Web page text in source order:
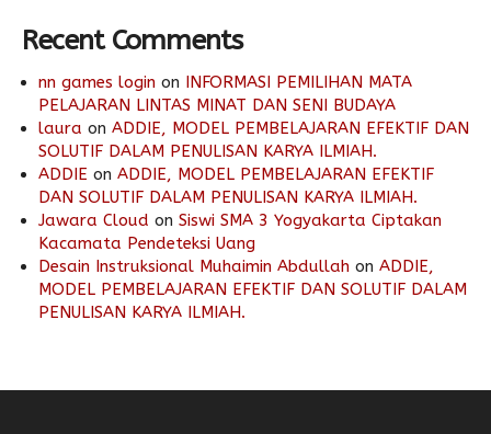
Recent Comments
nn games login on INFORMASI PEMILIHAN MATA
PELAJARAN LINTAS MINAT DAN SENI BUDAYA
laura on ADDIE, MODEL PEMBELAJARAN EFEKTIF DAN
SOLUTIF DALAM PENULISAN KARYA ILMIAH.
ADDIE on ADDIE, MODEL PEMBELAJARAN EFEKTIF
DAN SOLUTIF DALAM PENULISAN KARYA ILMIAH.
Jawara Cloud on Siswi SMA 3 Yogyakarta Ciptakan
Kacamata Pendeteksi Uang
Desain Instruksional Muhaimin Abdullah on ADDIE,
MODEL PEMBELAJARAN EFEKTIF DAN SOLUTIF DALAM
PENULISAN KARYA ILMIAH.